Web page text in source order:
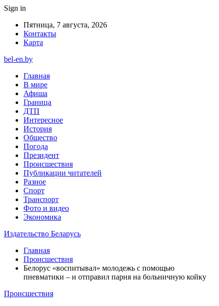
Sign in
Пятница, 7 августа, 2026
Контакты
Карта
bel-en.by
Главная
В мире
Афиша
Граница
ДТП
Интересное
История
Общество
Погода
Президент
Происшествия
Публикации читателей
Разное
Спорт
Транспорт
Фото и видео
Экономика
Издательство Беларусь
Главная
Происшествия
Белорус «воспитывал» молодежь с помощью
пневматики – и отправил парня на больничную койку
Происшествия